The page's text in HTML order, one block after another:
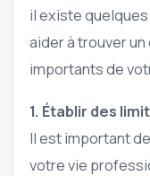
il existe
aider à trouver
importants de
1. Établir des
Il est important
votre vie